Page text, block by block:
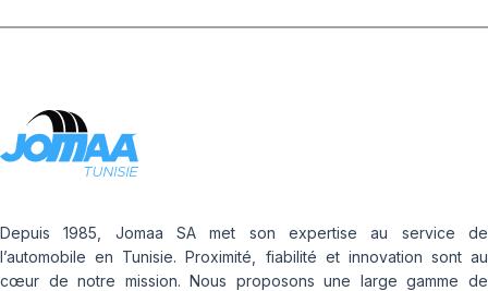
Depuis 1985, Jomaa SA met son expertise au service de
l’automobile en Tunisie. Proximité, fiabilité et innovation sont au
cœur de notre mission. Nous proposons une large gamme de